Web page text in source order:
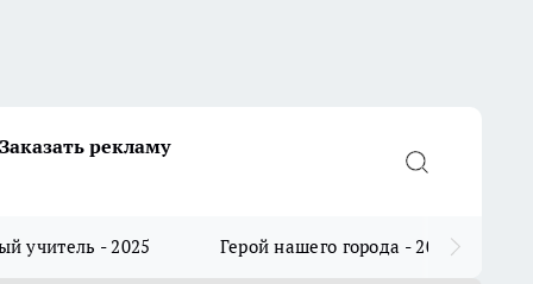
Заказать рекламу
учитель - 2025 Герой нашего города - 2025